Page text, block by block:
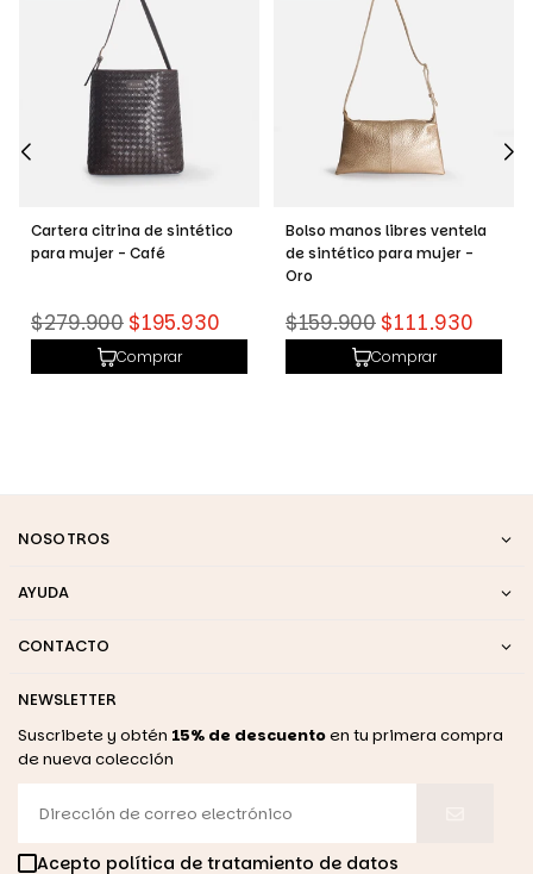
Cartera citrina de sintético
para mujer - Café
Precio
habitual
$279.900 $195.930
Comprar
Bolso manos libres ventela
de sintético para mujer -
Oro
Precio
habitual
$159.900 $111.930
Comprar
NOSOTROS
AYUDA
CONTACTO
NEWSLETTER
Suscribete y obtén 15% de descuentoen tu primera compra
de nueva colección
Acepto política de tratamiento de datos